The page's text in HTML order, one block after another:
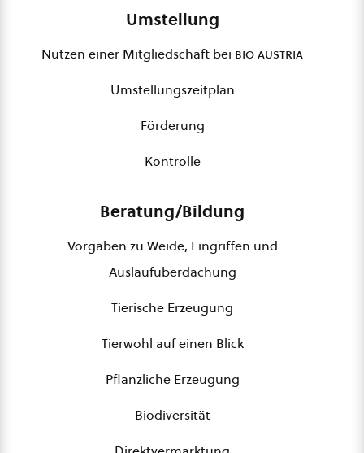
Umstellung
Nutzen einer Mitgliedschaft bei bio austria
Umstellungszeitplan
Förderung
Kontrolle
Beratung/Bildung
Vorgaben zu Weide, Eingriffen und
Auslaufüberdachung
Tierische Erzeugung
Tierwohl auf einen Blick
Pflanzliche Erzeugung
Biodiversität